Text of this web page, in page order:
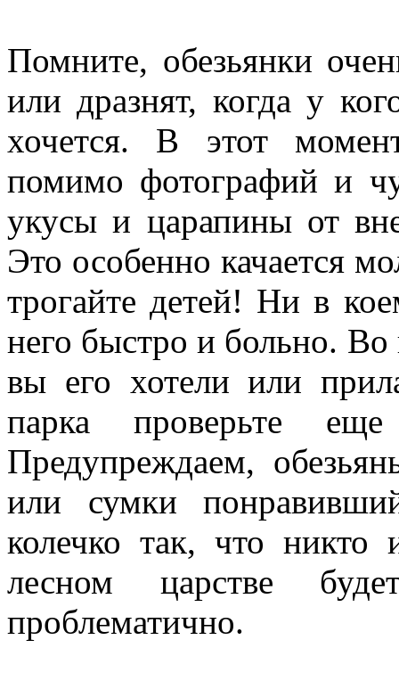
Помните, обезьянки
или дразнят, когда у
хочется. В этот
помимо фотографий и
укусы и царапины от
Это особенно качается
трогайте детей! Ни в
него быстро и больно.
вы его хотели или
парка проверьте
Предупреждаем,
или сумки
колечко так, что
лесном царстве
проблематично.